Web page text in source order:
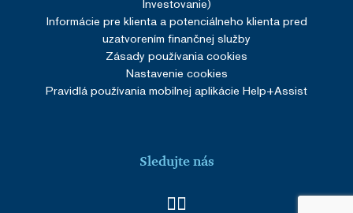
Investovanie)
Informácie pre klienta a potenciálneho klienta pred
uzatvorením finančnej služby
Zásady používania cookies
Nastavenie cookies
Pravidlá používania mobilnej aplikácie Help+Assist
Sledujte nás